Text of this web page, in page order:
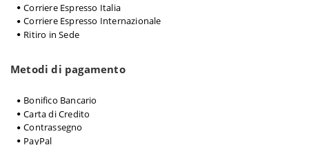
Corriere Espresso Italia
Corriere Espresso Internazionale
Ritiro in Sede
Metodi di pagamento
Bonifico Bancario
Carta di Credito
Contrassegno
PayPal